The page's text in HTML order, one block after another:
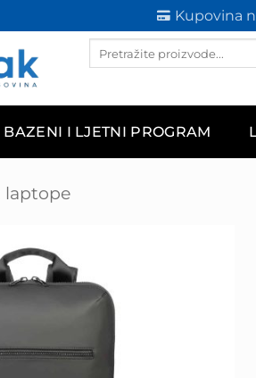
Kupovina
Products
BAZENI I LJETNI PROGRAM
laptope